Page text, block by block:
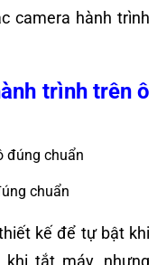
camera hành trình
trình trên ô
chuẩn
kế để tự bật khi